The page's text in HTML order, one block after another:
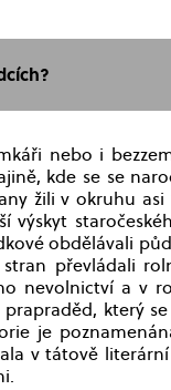
nebo i
kde se se
žili v okruhu
výskyt
obdělávali
převládali
nevolnictví a v
který
je
v tátově